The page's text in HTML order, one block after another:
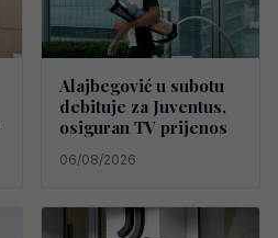
Alajbegović u subotu
debituje za Juventus,
osiguran TV prijenos
06/08/2026